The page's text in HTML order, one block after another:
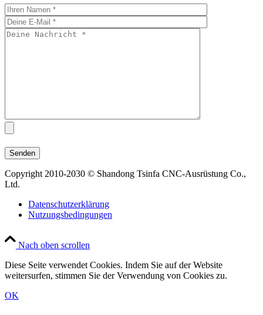
Copyright 2010-2030 © Shandong Tsinfa CNC-Ausrüstung Co.,
Ltd.
Datenschutzerklärung
Nutzungsbedingungen
Nach oben scrollen
Diese Seite verwendet Cookies. Indem Sie auf der Website
weitersurfen, stimmen Sie der Verwendung von Cookies zu.
OK